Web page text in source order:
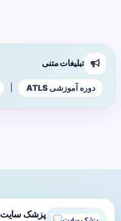
تبلیغات متنی
دوره آموزشی ATLS
پزشک سایت